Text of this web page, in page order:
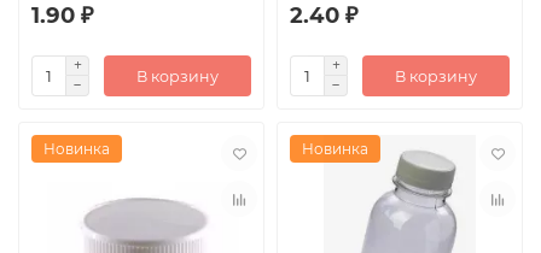
1.90 ₽
В корзину
2.40 ₽
В корзину
Новинка Новинка